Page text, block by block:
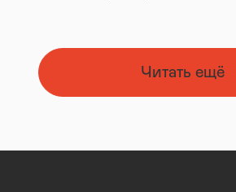
Читать ещё